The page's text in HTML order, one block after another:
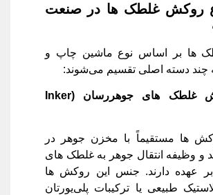
روکش غلطک‌ ها در صنعت
‌ها بر اساس نوع ماشین چاپ و
چند دسته اصلی تقسیم می‌شوند:
غلطک ‌های جوهررسان
(Inker
‌ها مستقیماً با مخزن جوهر در
و وظیفه انتقال جوهر به غلطک ‌های
عهده دارند. جنس این روکش ‌ها
طبیعی یا ترکیبات پلی‌یورتان